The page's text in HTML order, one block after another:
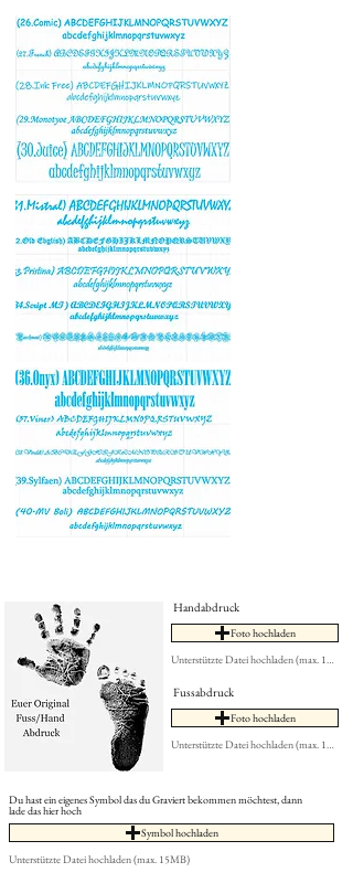
Handabdruck
Foto hochladen
Unterstützte Datei hochladen (max. 15MB)
Fussabdruck
Foto hochladen
Unterstützte Datei hochladen (max. 15MB)
Du hast ein eigenes Symbol das du Graviert bekommen möchtest, dann
lade das hier hoch
Symbol hochladen
Unterstützte Datei hochladen (max. 15MB)